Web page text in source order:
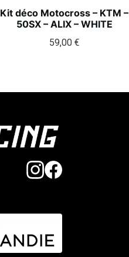
Kit déco Motocross – KTM –
50SX – ALIX – WHITE
59,00 €